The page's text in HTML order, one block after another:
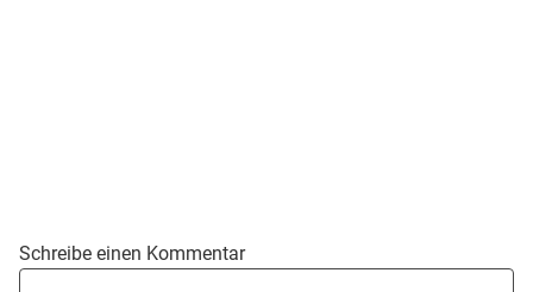
Schreibe einen Kommentar